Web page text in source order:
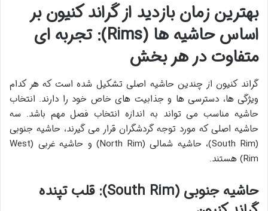
بهترین زمان بازدید از گراند کنیون بر
اساس حاشیه ها (Rims): تجربه ای
متفاوت در هر بخش
گراند کنیون از چندین حاشیه اصلی تشکیل شده است که هر کدام
ویژگی ها، دسترسی ها و جذابیت های خاص خود را دارند. انتخاب
حاشیه مناسب می تواند به اندازه انتخاب فصل مهم باشد. سه
حاشیه اصلی که مورد توجه گردشگران قرار می گیرند، حاشیه جنوبی
(South Rim)، حاشیه شمالی (North Rim) و حاشیه غربی (West
Rim) هستند.
حاشیه جنوبی (South Rim): قلب تپنده